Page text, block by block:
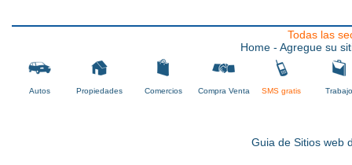
Todas las
Home - Agregue su
Autos Propiedades Comercios Compra Venta SMS gratis Trabajo
Guia de Sitios web